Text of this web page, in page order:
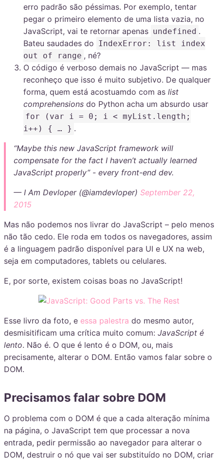
erro padrão são péssimas. Por exemplo, tentar
pegar o primeiro elemento de uma lista vazia, no
JavaScript, vai te retornar apenas undefined .
Bateu saudades do IndexError: list index
out of range , né?
O código é verboso demais no JavaScript — mas
reconheço que isso é muito subjetivo. De qualquer
forma, quem está acostuamdo com as list
comprehensions do Python acha um absurdo usar
for (var i = 0; i < myList.length;
i++) { … } .
“Maybe this new JavaScript framework will
compensate for the fact I haven’t actually learned
JavaScript properly” - every front-end dev.
— I Am Devloper (@iamdevloper) September 22,
2015
Mas não podemos nos livrar do JavaScript – pelo menos
não tão cedo. Ele roda em todos os navegadores, assim
é a linguagem padrão disponível para UI e UX na web,
seja em computadores, tablets ou celulares.
E, por sorte, existem coisas boas no JavaScript!
Esse livro da foto, e essa palestra do mesmo autor,
desmisitificam uma crítica muito comum: JavaScript é
lento. Não é. O que é lento é o DOM, ou, mais
precisamente, alterar o DOM. Então vamos falar sobre o
DOM.
Precisamos falar sobre DOM
O problema com o DOM é que a cada alteração mínima
na página, o JavaScript tem que processar a nova
entrada, pedir permissão ao navegador para alterar o
DOM, destruir o nó que vai ser substituído no DOM, criar